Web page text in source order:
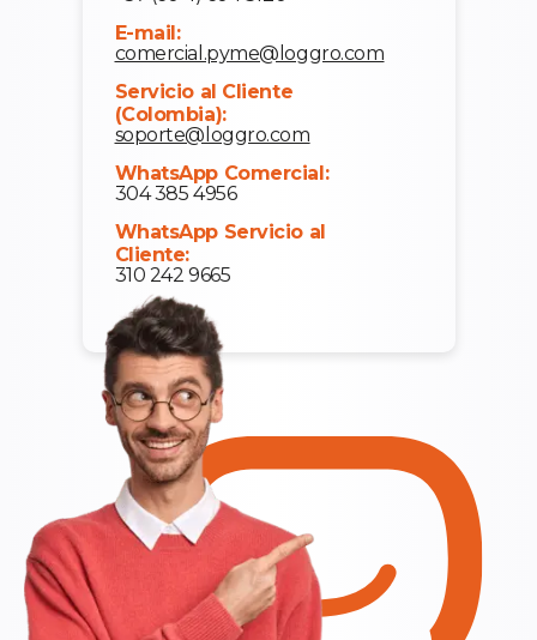
E-mail:
comercial.pyme@loggro.com
Servicio al Cliente
(Colombia):
soporte@loggro.com
WhatsApp Comercial:
304 385 4956
WhatsApp Servicio al
Cliente:
310 242 9665